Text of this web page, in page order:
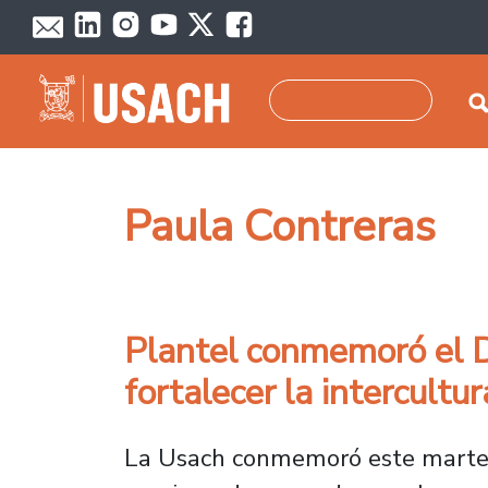
Pasar al contenido principal
Paula Contreras
Plantel conmemoró el
fortalecer la
La Usach conmemoró este